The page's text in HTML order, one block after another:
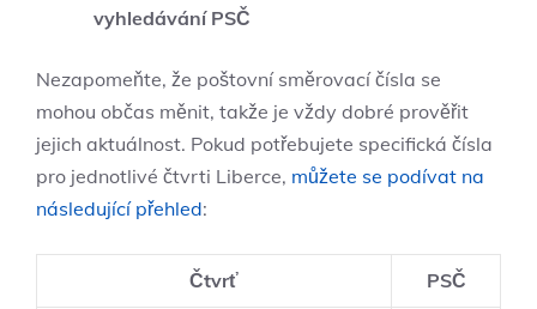
vyhledávání PSČ
Nezapomeňte, že poštovní směrovací čísla se
mohou občas měnit, takže je vždy dobré prověřit
jejich aktuálnost. Pokud potřebujete specifická čísla
pro jednotlivé čtvrti Liberce, můžete se podívat na
následující přehled:
Čtvrť PSČ